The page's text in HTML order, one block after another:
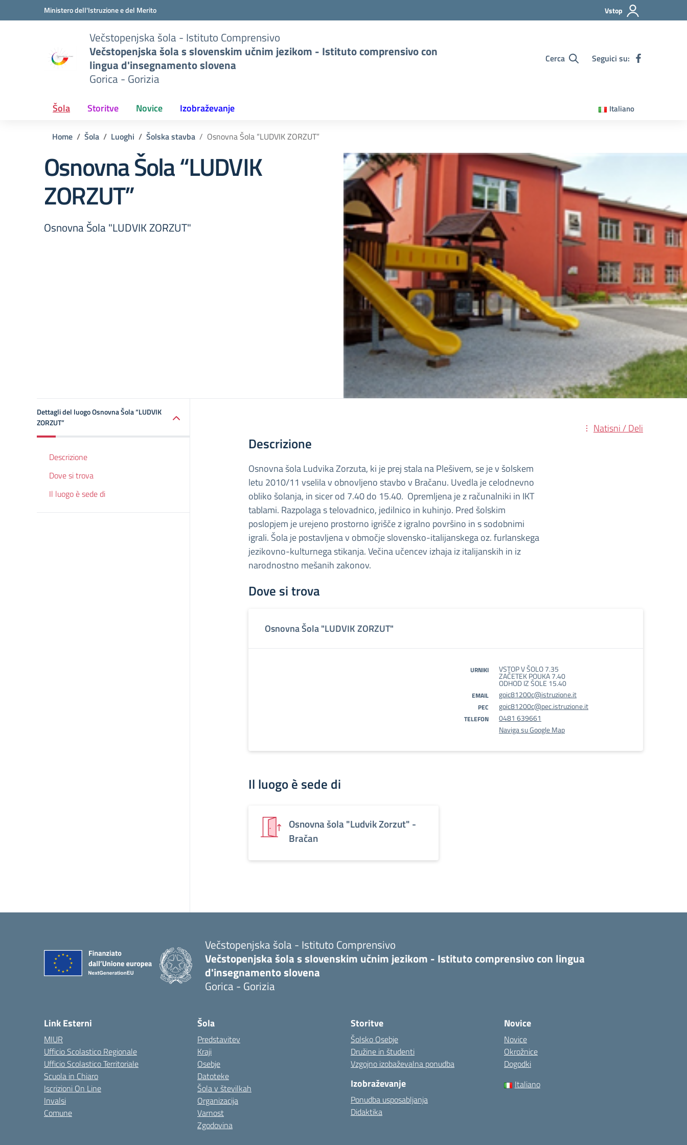
Pojdi na vsebino
Vai al menu di navigazioneMinistero dell'Istruzione e del Merito Vstop
Večstopenjska šola - Istituto Comprensivo
Večstopenjska šola s slovenskim učnim jezikom - Istituto comprensivo con
lingua d'insegnamento slovena
Gorica - Gorizia
Cerca Seguici su:
Šola Storitve Novice Izobraževanje Italiano
Home Šola Luoghi Šolska stavba Osnovna Šola “LUDVIK ZORZUT”
Osnovna Šola “LUDVIK
ZORZUT”
Osnovna Šola "LUDVIK ZORZUT"
Dettagli del luogo Osnovna Šola “LUDVIK
ZORZUT”
Descrizione
Dove si trova
Il luogo è sede di
Natisni / Deli
Descrizione
Osnovna šola Ludvika Zorzuta, ki je prej stala na Plešivem, se je v šolskem
letu 2010/11 vselila v obnovljeno stavbo v Bračanu. Uvedla je celodnevno
obliko šolanja, in sicer od 7.40 do 15.40. Opremljena je z računalniki in IKT
tablami. Razpolaga s telovadnico, jedilnico in kuhinjo. Pred šolskim
poslopjem je urejeno prostorno igrišče z igralno površino in s sodobnimi
igrali. Šola je postavljena v območje slovensko-italijanskega oz. furlanskega
jezikovno-kulturnega stikanja. Večina učencev izhaja iz italijanskih in iz
narodnostno mešanih zakonov.
Dove si trova
Osnovna Šola "LUDVIK ZORZUT"
URNIKI VSTOP V ŠOLO 7.35
ZAČETEK POUKA 7.40
ODHOD IZ ŠOLE 15.40
EMAIL goic81200c@istruzione.it
PEC goic81200c@pec.istruzione.it
TELEFON
0481 639661
Naviga su Google Map
Il luogo è sede di
Osnovna šola "Ludvik Zorzut" -
Bračan
Večstopenjska šola - Istituto Comprensivo
Večstopenjska šola s slovenskim učnim jezikom - Istituto comprensivo con lingua
d'insegnamento slovena
Gorica - Gorizia
Link Esterni
MIUR
Ufficio Scolastico Regionale
Ufficio Scolastico Territoriale
Scuola in Chiaro
Iscrizioni On Line
Invalsi
Comune
Šola
Predstavitev
Kraji
Osebje
Datoteke
Šola v številkah
Organizacija
Varnost
Zgodovina
Storitve
Šolsko Osebje
Družine in študenti
Vzgojno izobaževalna ponudba
Izobraževanje
Ponudba usposabljanja
Didaktika
Novice
Novice
Okrožnice
Dogodki
Italiano